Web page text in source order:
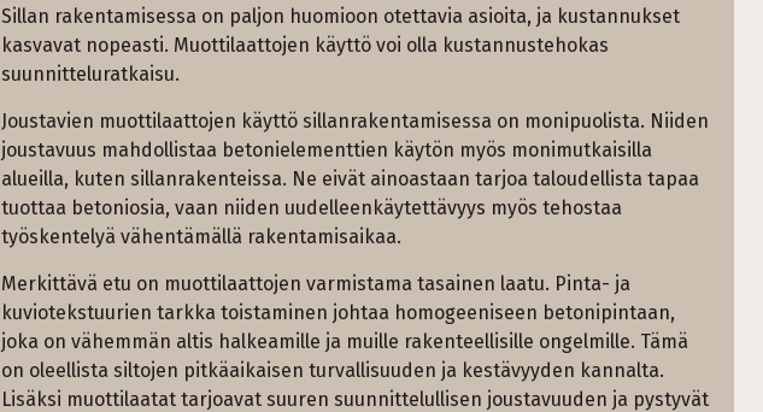
Sillan rakentamisessa on paljon huomioon otettavia asioita, ja kustannukset
kasvavat nopeasti. Muottilaattojen käyttö voi olla kustannustehokas
suunnitteluratkaisu.
Joustavien muottilaattojen käyttö sillanrakentamisessa on monipuolista. Niiden
joustavuus mahdollistaa betonielementtien käytön myös monimutkaisilla
alueilla, kuten sillanrakenteissa. Ne eivät ainoastaan tarjoa taloudellista tapaa
tuottaa betoniosia, vaan niiden uudelleenkäytettävyys myös tehostaa
työskentelyä vähentämällä rakentamisaikaa.
Merkittävä etu on muottilaattojen varmistama tasainen laatu. Pinta- ja
kuviotekstuurien tarkka toistaminen johtaa homogeeniseen betonipintaan,
joka on vähemmän altis halkeamille ja muille rakenteellisille ongelmille. Tämä
on oleellista siltojen pitkäaikaisen turvallisuuden ja kestävyyden kannalta.
Lisäksi muottilaatat tarjoavat suuren suunnittelullisen joustavuuden ja pystyvät